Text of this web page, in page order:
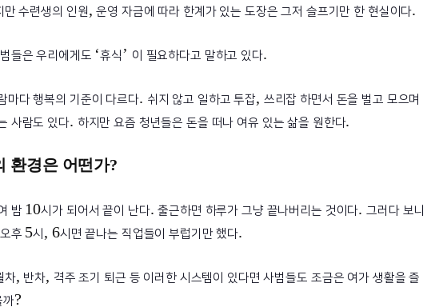
만 수련생의 인원,운영 자금에 따라 한계가 있는 도장은 그저 슬프기만 한 현실이다.
들은 우리에게도 ‘휴식’ 이 필요하다고 말하고 있다.
마다 행복의 기준이 다르다. 쉬지 않고 일하고 투잡, 쓰리잡 하면서 돈을 벌고 모으며
사람도 있다. 하지만 요즘 청년들은 돈을 떠나 여유 있는 삶을 원한다.
환경은 어떤가?
밤 10시가 되어서 끝이 난다.출근하면 하루가 그냥 끝나버리는 것이다. 그러다 보니
후 5시 , 6시면 끝나는 직업들이 부럽기만 했다.
차, 반차, 격주 조기 퇴근 등 이러한 시스템이 있다면 사범들도 조금은 여가 생활을 즐
까?